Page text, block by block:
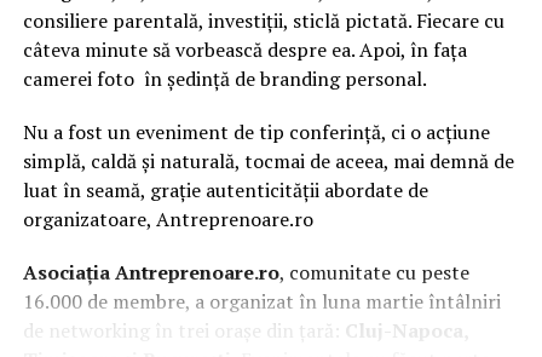
consiliere parentală, investiții, sticlă pictată. Fiecare cu
câteva minute să vorbească despre ea. Apoi, în fața
camerei foto în ședință de branding personal.
Nu a fost un eveniment de tip conferință, ci o acțiune
simplă, caldă și naturală, tocmai de aceea, mai demnă de
luat în seamă, grație autenticității abordate de
organizatoare, Antreprenoare.ro
Asociația Antreprenoare.ro, comunitate cu peste
16.000 de membre, a organizat în luna martie întâlniri
de networking în trei orașe din țară:
Cluj-Napoca,